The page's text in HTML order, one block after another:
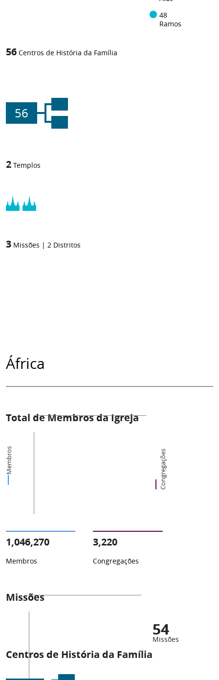
48
Ramos
56 Centros de História da Família
56
2 Templos
3 Missões | 2 Distritos
África
Total de Membros da Igreja
Membros Congregações
1,046,270
Membros
3,220
Congregações
Missões
54
Missões
Centros de História da Família